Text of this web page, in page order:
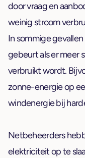
door vraag en
weinig stroom
In sommige
gebeurt als er meer
verbruikt wordt.
zonne-energie op
windenergie bij
Netbeheerders
elektriciteit op te